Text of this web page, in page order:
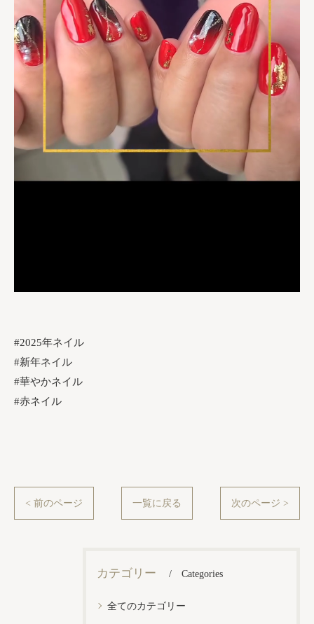
#2025年ネイル
#新年ネイル
#華やかネイル
#赤ネイル
< 前のページ 一覧に戻る 次のページ >
カテゴリー Categories
全てのカテゴリー